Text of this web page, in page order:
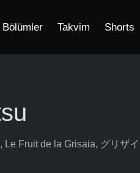
Bölümler Takvim Shorts
Le Fruit de la Grisaia, グリザ